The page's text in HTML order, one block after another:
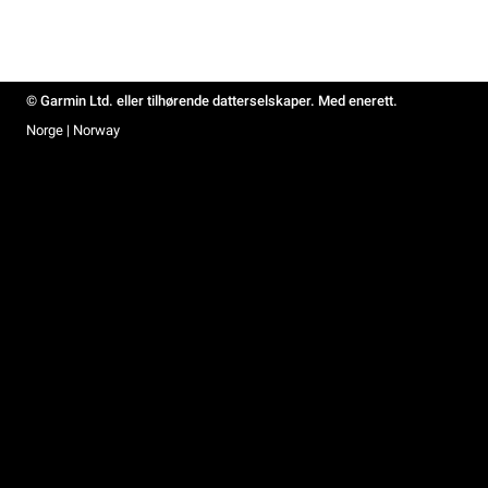
© Garmin Ltd. eller tilhørende datterselskaper. Med enerett.
Norge | Norway